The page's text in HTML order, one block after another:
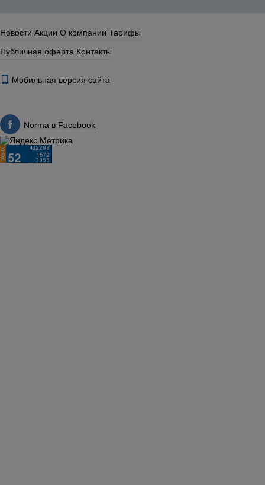
Новости Акции О компании Тарифы
Публичная оферта Контакты
Мобильная версия сайта
Norma в Facebook